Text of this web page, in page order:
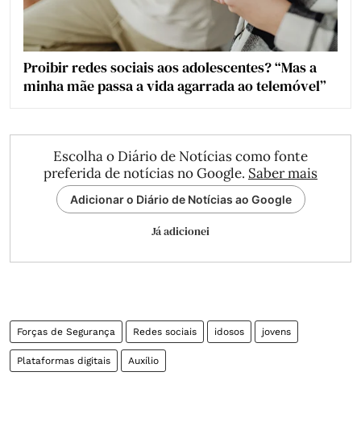
Proibir redes sociais aos adolescentes? “Mas a
minha mãe passa a vida agarrada ao telemóvel”
Escolha o Diário de Notícias como fonte
preferida de notícias no Google. Saber mais
Adicionar o Diário de Notícias ao Google
Já adicionei
Forças de Segurança Redes sociais idosos jovens
Plataformas digitais Auxílio